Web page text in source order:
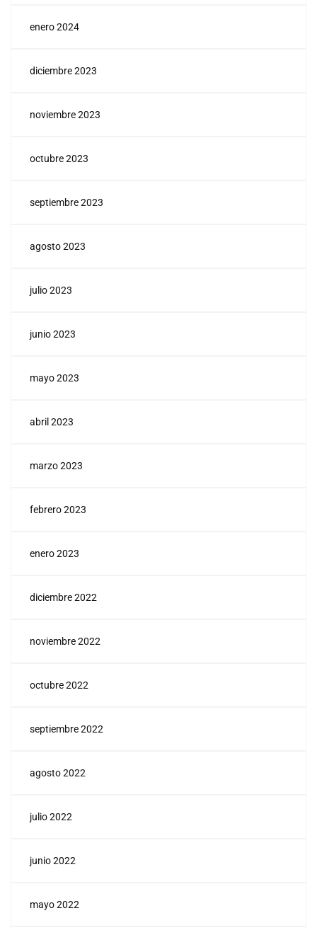
enero 2024
diciembre 2023
noviembre 2023
octubre 2023
septiembre 2023
agosto 2023
julio 2023
junio 2023
mayo 2023
abril 2023
marzo 2023
febrero 2023
enero 2023
diciembre 2022
noviembre 2022
octubre 2022
septiembre 2022
agosto 2022
julio 2022
junio 2022
mayo 2022